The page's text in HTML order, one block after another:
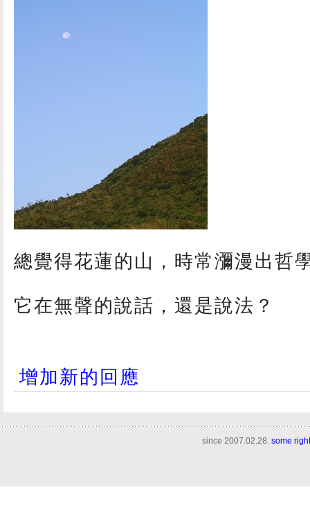
總覺得花蓮的山，時常瀰漫出哲
它在無聲的說話，還是說法？
增加新的回應
since 2007.02.28. some